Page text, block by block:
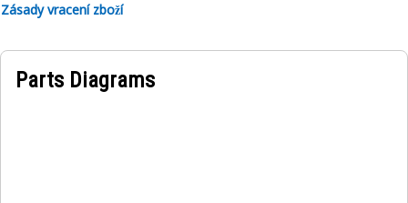
Zásady vracení zboží
Parts Diagrams